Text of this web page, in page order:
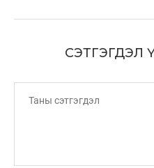
СЭТГЭГДЭЛ